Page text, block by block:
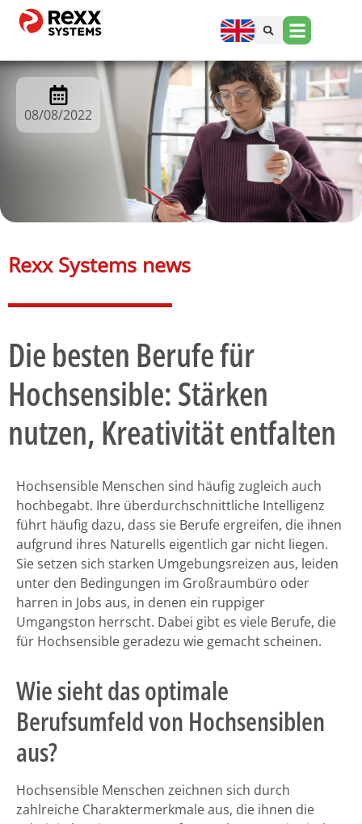
08/08/2022
Rexx Systems news​
Die besten Berufe für
Hochsensible: Stärken
nutzen, Kreativität entfalten
Hochsensible Menschen sind häufig zugleich auch
hochbegabt. Ihre überdurchschnittliche Intelligenz
führt häufig dazu, dass sie Berufe ergreifen, die ihnen
aufgrund ihres Naturells eigentlich gar nicht liegen.
Sie setzen sich starken Umgebungsreizen aus, leiden
unter den Bedingungen im Großraumbüro oder
harren in Jobs aus, in denen ein ruppiger
Umgangston herrscht. Dabei gibt es viele Berufe, die
für Hochsensible geradezu wie gemacht scheinen.
Wie sieht das optimale
Berufsumfeld von Hochsensiblen
aus?
Hochsensible Menschen zeichnen sich durch
zahlreiche Charaktermerkmale aus, die ihnen die